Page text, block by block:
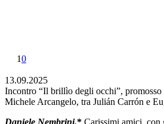
10
13.09.2025
Incontro “Il brillìo degli occhi”, promosso
Michele Arcangelo, tra Julián Carrón e
Daniele Nembrini.* Carissimi amici, con